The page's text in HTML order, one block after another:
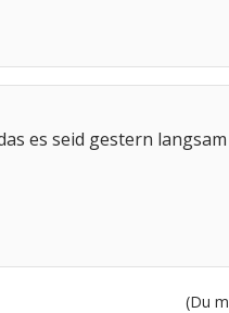
es seid gestern
(Du